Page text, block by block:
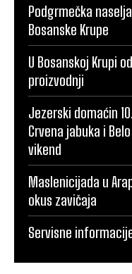
Podgrmečka
Bosanske Krupe
U Bosanskoj Krupi
proizvodnji
Jezerski domaćin
Crvena jabuka i
vikend
Maslenicijada u
okus zavičaja
Servisne